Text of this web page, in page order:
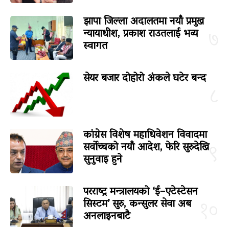
झापा जिल्ला अदालतमा नयाँ प्रमुख
न्यायाधीश, प्रकाश राउतलाई भव्य
स्वागत
सेयर बजार दोहोरो अंकले घटेर बन्द
९
कांग्रेस विशेष महाधिवेशन विवादमा
सर्वोच्चको नयाँ आदेश, फेरि सुरुदेखि
सुनुवाइ हुने
परराष्ट्र मन्त्रालयको ‘ई–एटेस्टेसन
सिस्टम’ सुरु, कन्सुलर सेवा अब
अनलाइनबाटै